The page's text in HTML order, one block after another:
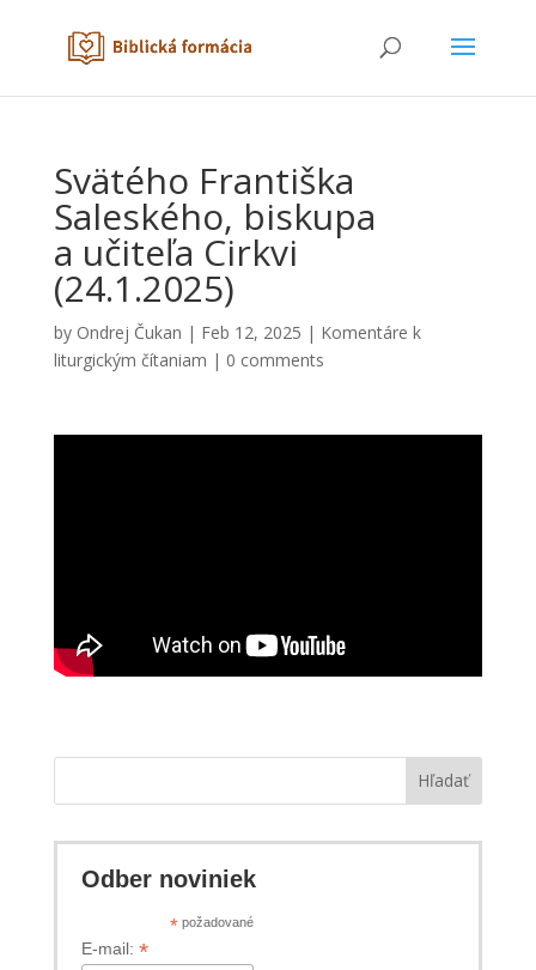
Svätého Františka
Saleského, biskupa
a učiteľa Cirkvi
(24.1.2025)
by Ondrej Čukan | Feb 12, 2025 | Komentáre k
liturgickým čítaniam | 0 comments
Hľadať
Odber noviniek
*požadované
E-mail: *